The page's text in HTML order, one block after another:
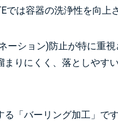
では容器の洗浄性を向上
ーション)防止が特に重
りにくく、落としやす
「バーリング加工」で